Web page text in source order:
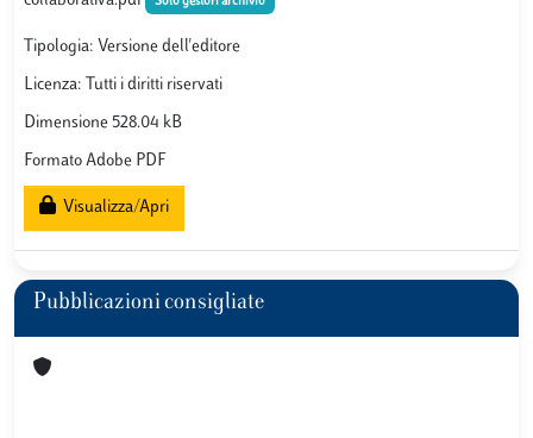
Tipologia: Versione dell'editore
Licenza: Tutti i diritti riservati
Dimensione 528.04 kB
Formato Adobe PDF
Visualizza/Apri
Pubblicazioni consigliate